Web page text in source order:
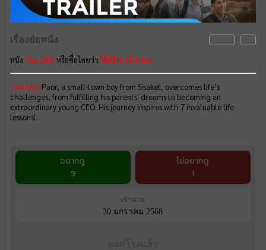
เรื่องย่อหนัง
หนัง The CEO หรือชื่อไทยว่าไอ้เป๊าะ CEO ม.6
The CEO Paor, a small-town boy from Sisaket, overcomes life’s
challenges, from fulfilling his parents' dreams to becoming an
extraordinary young CEO. His journey inspires with 7 invaluable life
lessons!
อยากดู
9
ไม่อยากดู
1
เข้าฉาย
30 มกราคม 2568